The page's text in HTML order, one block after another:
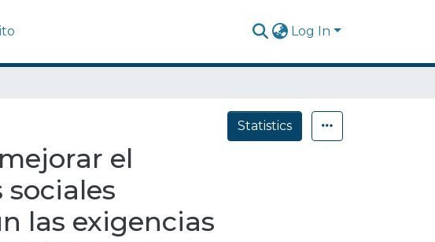
Log In
el
las exigencias
Statistics